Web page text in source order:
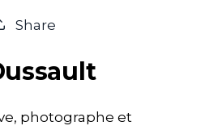
Share
photographe et